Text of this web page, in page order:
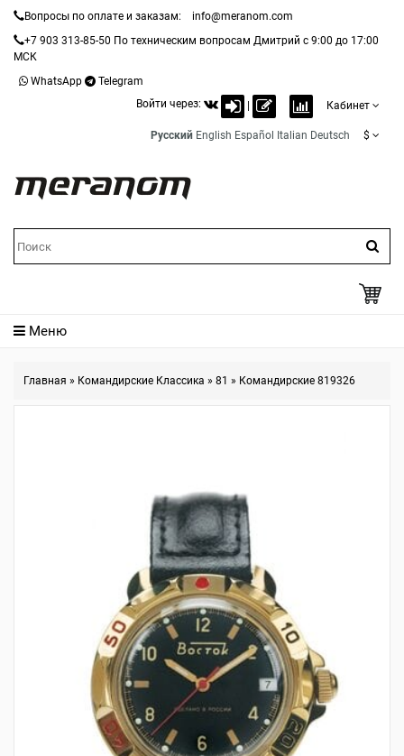
Вопросы по оплате и заказам:
info@meranom.com
+7 903 313-85-50 По техническим вопросам Дмитрий с 9:00 до 17:00
МСК
WhatsApp
Telegram
Войти через:
Кабинет
Русский English Español Italian Deutsch $
Меню
Главная » Командирские Классика » 81 » Командирские 819326